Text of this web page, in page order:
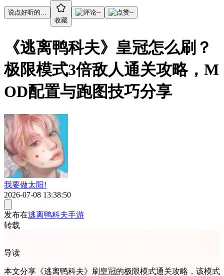
说点好听的...
收藏
-- --
《逃离鸭科夫》皇冠怎么刷？
极限模式3倍敌人通关攻略，M
OD配置与跑图技巧分享
我要做太阳!
2026-07-08 13:38:50
发布在逃离鸭科夫手游
转载
导读
本文分享《逃离鸭科夫》刷皇冠的极限模式通关攻略，该模式